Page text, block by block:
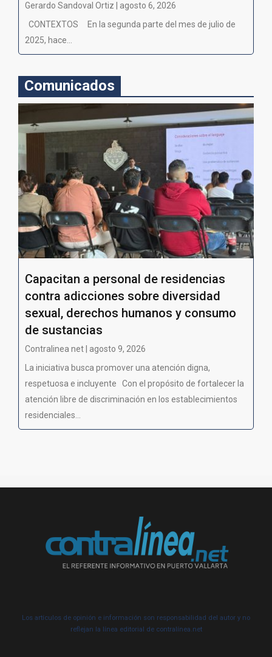
Gerardo Sandoval Ortiz | agosto 6, 2026
CONTEXTOS En la segunda parte del mes de julio de
2025, hace...
Comunicados
Capacitan a personal de residencias
contra adicciones sobre diversidad
sexual, derechos humanos y consumo
de sustancias
Contralinea net | agosto 9, 2026
La iniciativa busca promover una atención digna,
respetuosa e incluyente Con el propósito de fortalecer la
atención libre de discriminación en los establecimientos
residenciales...
Los artículos de opinión e información son responsabilidad del autor y no
reflejan la línea editorial de contralínea.net